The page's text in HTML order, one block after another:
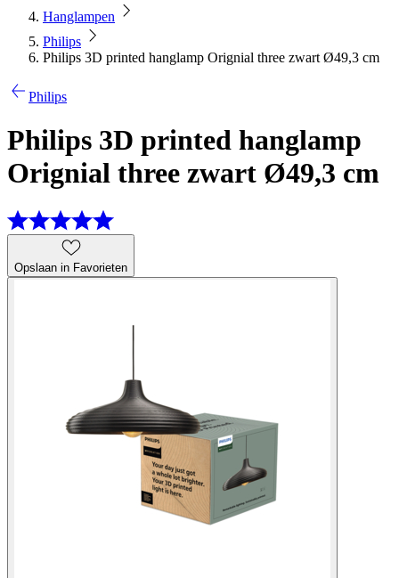
Hanglampen
Philips
Philips 3D printed hanglamp Orignial three zwart Ø49,3 cm
Philips
Philips 3D printed hanglamp
Orignial three zwart Ø49,3 cm
Opslaan in Favorieten